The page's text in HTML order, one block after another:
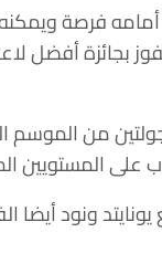
فرصة
بجائزة أفضل
أول جولتين من
على المستويين
ونود